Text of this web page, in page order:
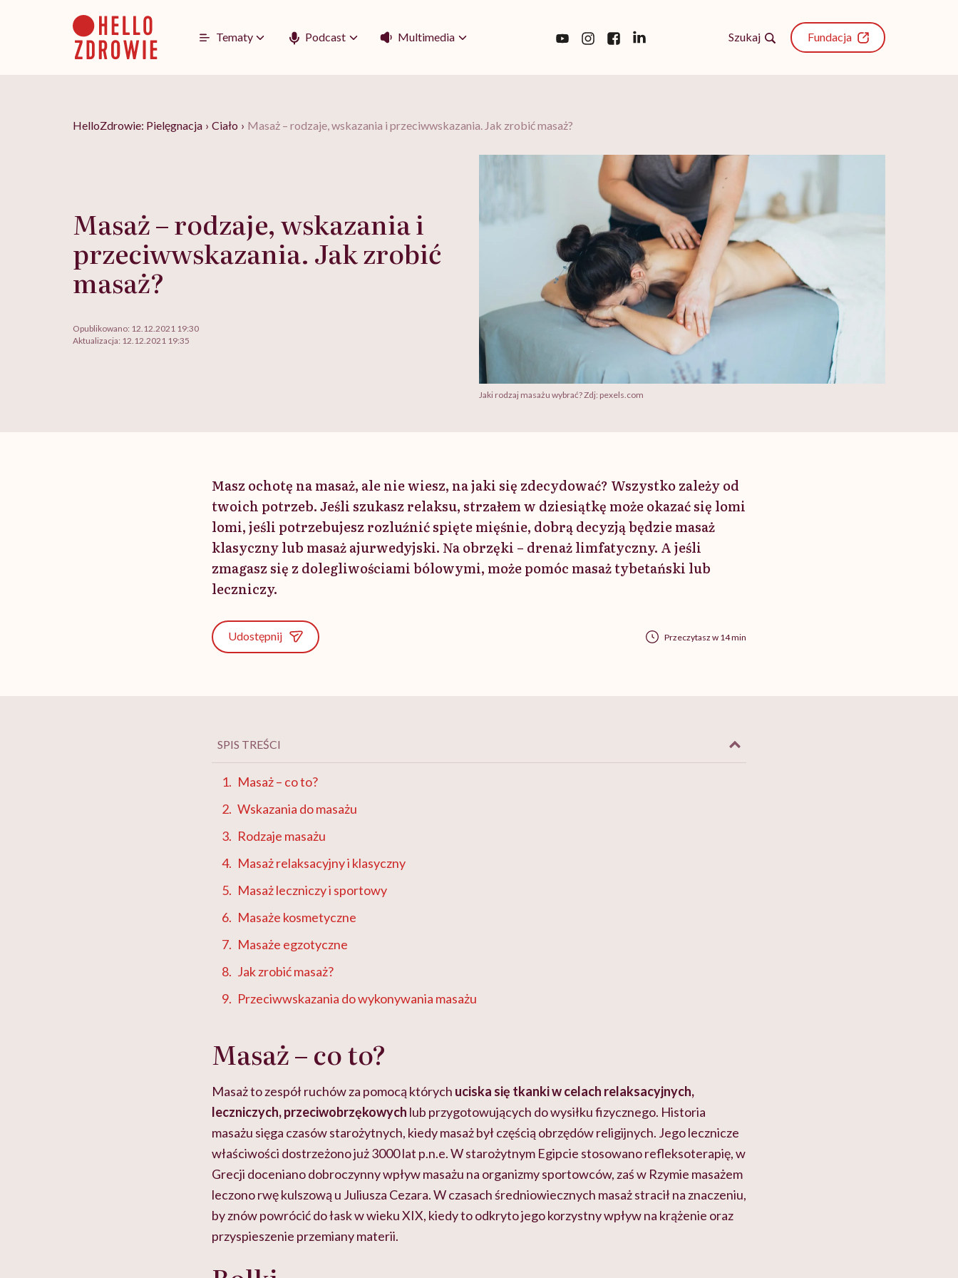
Tematy Podcast Multimedia Szukaj Fundacja
HelloZdrowie: Pielęgnacja › Ciało › Masaż – rodzaje, wskazania i przeciwwskazania. Jak zrobić masaż?
Masaż – rodzaje, wskazania i
przeciwwskazania. Jak zrobić
masaż?
Opublikowano: 12.12.2021 19:30
Aktualizacja: 12.12.2021 19:35
Jaki rodzaj masażu wybrać? Zdj: pexels.com
Masz ochotę na masaż, ale nie wiesz, na jaki się zdecydować? Wszystko zależy od
twoich potrzeb. Jeśli szukasz relaksu, strzałem w dziesiątkę może okazać się lomi
lomi, jeśli potrzebujesz rozluźnić spięte mięśnie, dobrą decyzją będzie masaż
klasyczny lub masaż ajurwedyjski. Na obrzęki – drenaż limfatyczny. A jeśli
zmagasz się z dolegliwościami bólowymi, może pomóc masaż tybetański lub
leczniczy.
Udostępnij Przeczytasz w 14 min
SPIS TREŚCI
Masaż – co to?
Wskazania do masażu
Rodzaje masażu
Masaż relaksacyjny i klasyczny
Masaż leczniczy i sportowy
Masaże kosmetyczne
Masaże egzotyczne
Jak zrobić masaż?
Przeciwwskazania do wykonywania masażu
Masaż – co to?
Masaż to zespół ruchów za pomocą których uciska się tkanki w celach relaksacyjnych,
leczniczych, przeciwobrzękowych lub przygotowujących do wysiłku fizycznego. Historia
masażu sięga czasów starożytnych, kiedy masaż był częścią obrzędów religijnych. Jego lecznicze
właściwości dostrzeżono już 3000 lat p.n.e. W starożytnym Egipcie stosowano refleksoterapię, w
Grecji doceniano dobroczynny wpływ masażu na organizmy sportowców, zaś w Rzymie masażem
leczono rwę kulszową u Juliusza Cezara. W czasach średniowiecznych masaż stracił na znaczeniu,
by znów powrócić do łask w wieku XIX, kiedy to odkryto jego korzystny wpływ na krążenie oraz
przyspieszenie przemiany materii.